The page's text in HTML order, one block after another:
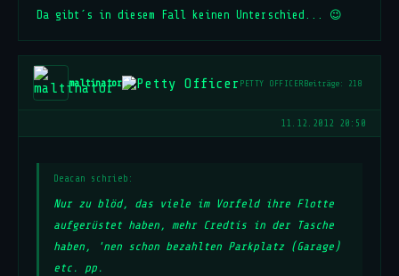
Da gibt´s in diesem Fall keinen Unterschied... 😉
maltinator PETTY OFFICERBeiträge: 218
11.12.2012 20:50
Deacan schrieb:
Nur zu blöd, das viele im Vorfeld ihre Flotte
aufgerüstet haben, mehr Credtis in der Tasche
haben, 'nen schon bezahlten Parkplatz (Garage)
etc. pp.